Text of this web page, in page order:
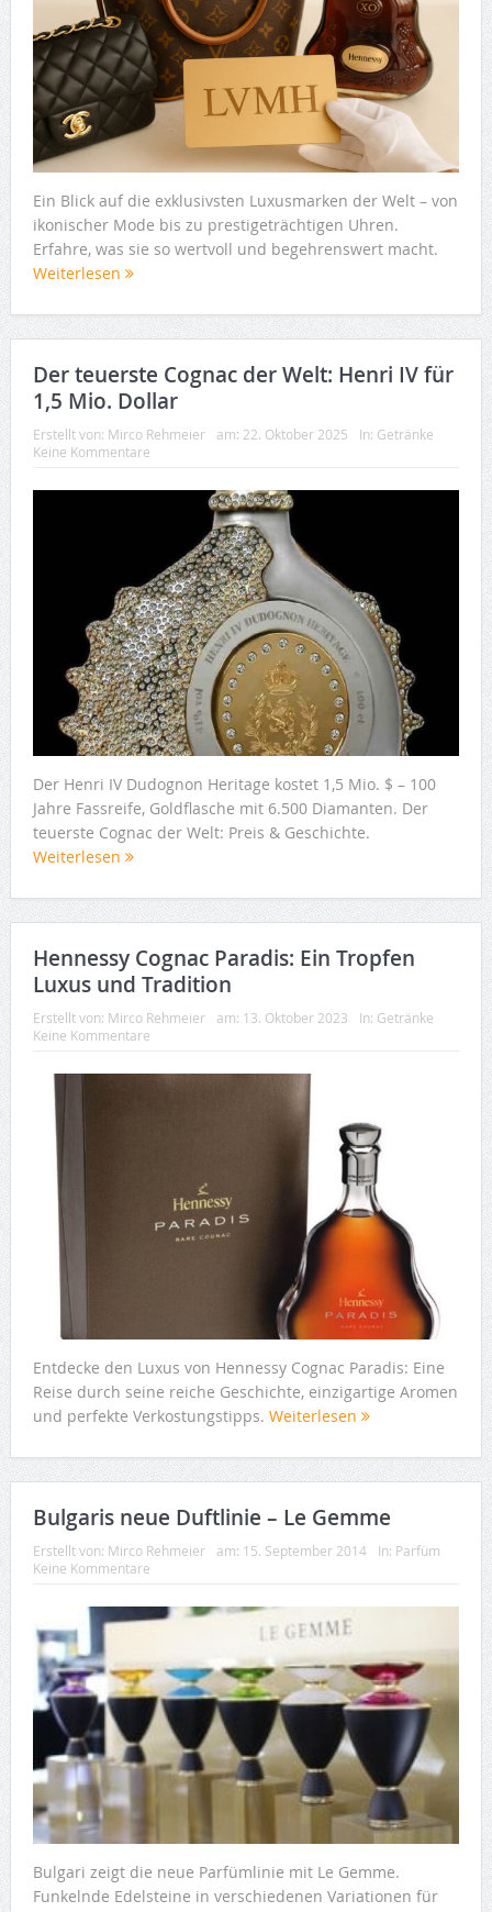
Ein Blick auf die exklusivsten Luxusmarken der Welt – von
ikonischer Mode bis zu prestigeträchtigen Uhren.
Erfahre, was sie so wertvoll und begehrenswert macht.
Weiterlesen
Der teuerste Cognac der Welt: Henri IV für
1,5 Mio. Dollar
Erstellt von: Mirco Rehmeier am: 22. Oktober 2025 In: Getränke
Keine Kommentare
Der Henri IV Dudognon Heritage kostet 1,5 Mio. $ – 100
Jahre Fassreife, Goldflasche mit 6.500 Diamanten. Der
teuerste Cognac der Welt: Preis & Geschichte.
Weiterlesen
Hennessy Cognac Paradis: Ein Tropfen
Luxus und Tradition
Erstellt von: Mirco Rehmeier am: 13. Oktober 2023 In: Getränke
Keine Kommentare
Entdecke den Luxus von Hennessy Cognac Paradis: Eine
Reise durch seine reiche Geschichte, einzigartige Aromen
und perfekte Verkostungstipps. Weiterlesen
Bulgaris neue Duftlinie – Le Gemme
Erstellt von: Mirco Rehmeier am: 15. September 2014 In: Parfüm
Keine Kommentare
Bulgari zeigt die neue Parfümlinie mit Le Gemme.
Funkelnde Edelsteine in verschiedenen Variationen für